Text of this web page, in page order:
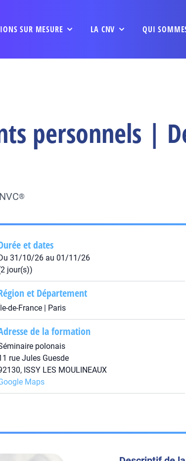
SUR MESURE LA CNV QUI
personnels |
®
et dates
31/10/26 au 01/11/26
jour(s))
et Département
de-France | Paris
de la formation
polonais
rue Jules Guesde
ISSY LES MOULINEAUX
Maps